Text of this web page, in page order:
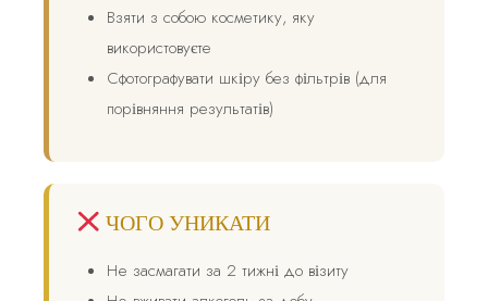
Взяти з собою косметику, яку
використовуєте
Сфотографувати шкіру без фільтрів (для
порівняння результатів)
ЧОГО УНИКАТИ
Не засмагати за 2 тижні до візиту